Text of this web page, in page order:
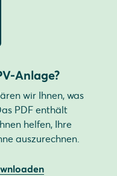
Anlage?
wir Ihnen, was
PDF enthält
helfen, Ihre
auszurechnen.